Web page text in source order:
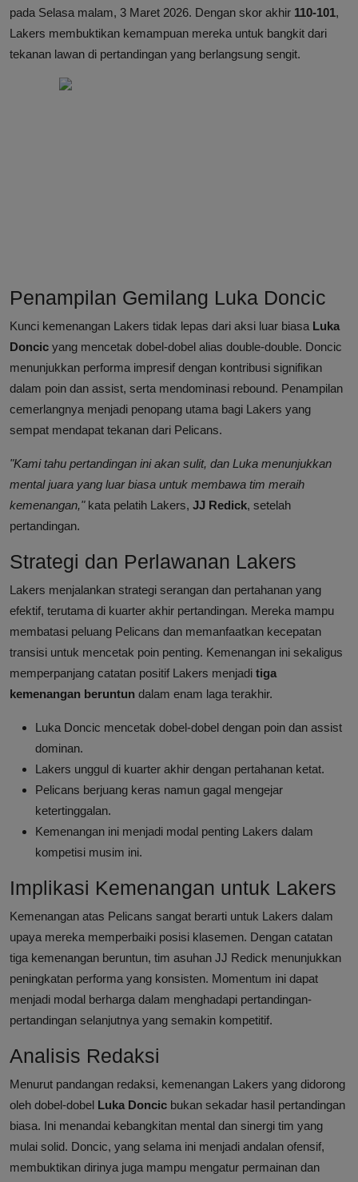
pada Selasa malam, 3 Maret 2026. Dengan skor akhir 110-101,
Lakers membuktikan kemampuan mereka untuk bangkit dari
tekanan lawan di pertandingan yang berlangsung sengit.
Penampilan Gemilang Luka Doncic
Kunci kemenangan Lakers tidak lepas dari aksi luar biasa Luka
Doncic yang mencetak dobel-dobel alias double-double. Doncic
menunjukkan performa impresif dengan kontribusi signifikan
dalam poin dan assist, serta mendominasi rebound. Penampilan
cemerlangnya menjadi penopang utama bagi Lakers yang
sempat mendapat tekanan dari Pelicans.
"Kami tahu pertandingan ini akan sulit, dan Luka menunjukkan
mental juara yang luar biasa untuk membawa tim meraih
kemenangan,"kata pelatih Lakers, JJ Redick, setelah
pertandingan.
Strategi dan Perlawanan Lakers
Lakers menjalankan strategi serangan dan pertahanan yang
efektif, terutama di kuarter akhir pertandingan. Mereka mampu
membatasi peluang Pelicans dan memanfaatkan kecepatan
transisi untuk mencetak poin penting. Kemenangan ini sekaligus
memperpanjang catatan positif Lakers menjadi tiga
kemenangan beruntun dalam enam laga terakhir.
Luka Doncic mencetak dobel-dobel dengan poin dan assist
dominan.
Lakers unggul di kuarter akhir dengan pertahanan ketat.
Pelicans berjuang keras namun gagal mengejar
ketertinggalan.
Kemenangan ini menjadi modal penting Lakers dalam
kompetisi musim ini.
Implikasi Kemenangan untuk Lakers
Kemenangan atas Pelicans sangat berarti untuk Lakers dalam
upaya mereka memperbaiki posisi klasemen. Dengan catatan
tiga kemenangan beruntun, tim asuhan JJ Redick menunjukkan
peningkatan performa yang konsisten. Momentum ini dapat
menjadi modal berharga dalam menghadapi pertandingan-
pertandingan selanjutnya yang semakin kompetitif.
Analisis Redaksi
Menurut pandangan redaksi, kemenangan Lakers yang didorong
oleh dobel-dobel Luka Doncic bukan sekadar hasil pertandingan
biasa. Ini menandai kebangkitan mental dan sinergi tim yang
mulai solid. Doncic, yang selama ini menjadi andalan ofensif,
membuktikan dirinya juga mampu mengatur permainan dan